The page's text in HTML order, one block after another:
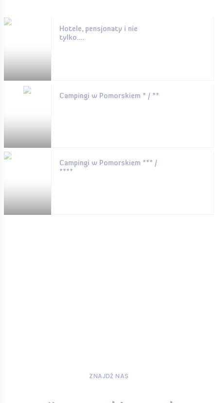
Hotele, pensjonaty i nie
tylko....
Campingi w Pomorskiem * / **
Campingi w Pomorskiem *** /
****
ZNAJDŹ NAS